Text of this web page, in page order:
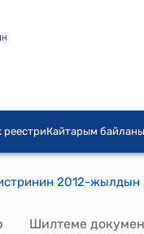
Кайтарым
Шилтеме